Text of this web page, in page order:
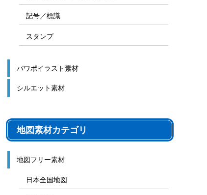
記号／標識
スタンプ
パワポイラスト素材
シルエット素材
地図素材カテゴリ
地図フリー素材
日本全国地図